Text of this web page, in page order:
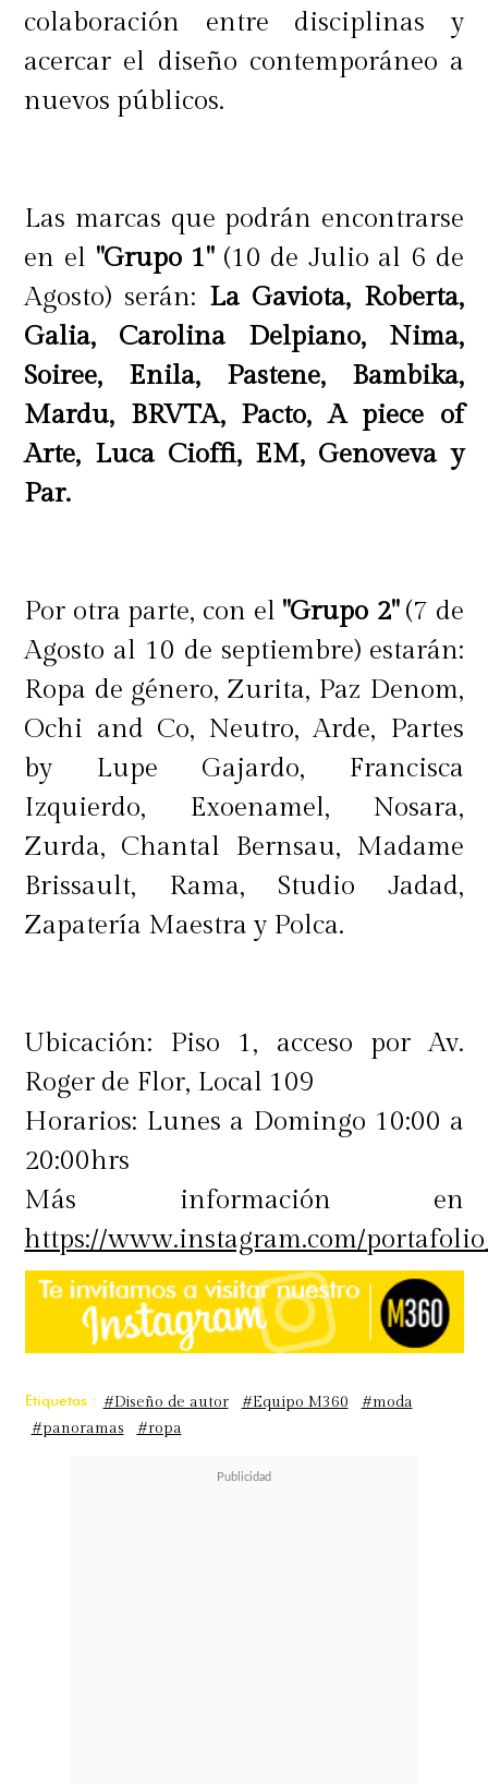
colaboración entre disciplinas y
acercar el diseño contemporáneo a
nuevos públicos.
Las marcas que podrán encontrarse
en el "Grupo 1"(10 de Julio al 6 de
Agosto) serán: La Gaviota, Roberta,
Galia, Carolina Delpiano, Nima,
Soiree, Enila, Pastene, Bambika,
Mardu, BRVTA, Pacto, A piece of
Arte, Luca Cioffi, EM, Genoveva y
Par.
Por otra parte, con el "Grupo 2"(7 de
Agosto al 10 de septiembre) estarán:
Ropa de género, Zurita, Paz Denom,
Ochi and Co, Neutro, Arde, Partes
by Lupe Gajardo, Francisca
Izquierdo, Exoenamel, Nosara,
Zurda, Chantal Bernsau, Madame
Brissault, Rama, Studio Jadad,
Zapatería Maestra y Polca.
Ubicación: Piso 1, acceso por Av.
Roger de Flor, Local 109
Horarios: Lunes a Domingo 10:00 a
20:00hrs
Más información en
https://www.instagram.com/
Etiquetas : #Diseño de autor #Equipo M360
#moda
#panoramas
#ropa